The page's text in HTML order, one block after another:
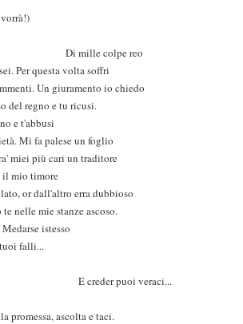
colpe reo
Per questa volta soffri
Un giuramento io chiedo
del regno e tu ricusi.
e t'abbusi
Mi fa palese un foglio
miei più cari un traditore
il mio timore
or dall'altro erra dubbioso
nelle mie stanze ascoso.
istesso
falli...
puoi veraci...
promessa, ascolta e taci.